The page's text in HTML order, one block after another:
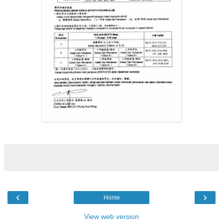
‹ ›
Home
View web version